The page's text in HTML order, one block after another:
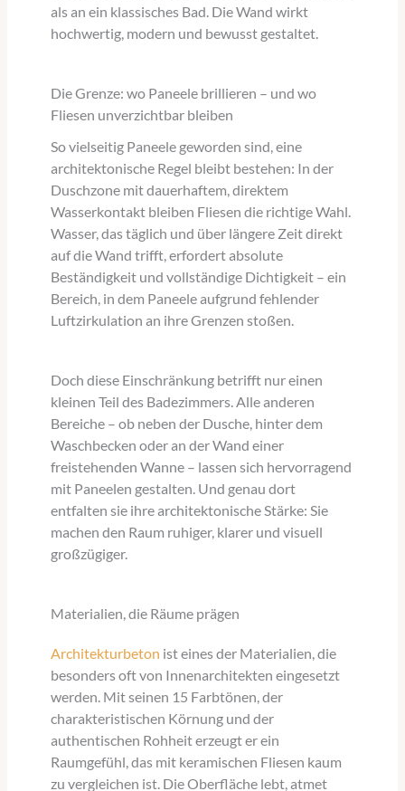
als an ein klassisches Bad. Die Wand wirkt
hochwertig, modern und bewusst gestaltet.
Die Grenze: wo Paneele brillieren – und wo
Fliesen unverzichtbar bleiben
So vielseitig Paneele geworden sind, eine
architektonische Regel bleibt bestehen: In der
Duschzone mit dauerhaftem, direktem
Wasserkontakt bleiben Fliesen die richtige Wahl.
Wasser, das täglich und über längere Zeit direkt
auf die Wand trifft, erfordert absolute
Beständigkeit und vollständige Dichtigkeit – ein
Bereich, in dem Paneele aufgrund fehlender
Luftzirkulation an ihre Grenzen stoßen.
Doch diese Einschränkung betrifft nur einen
kleinen Teil des Badezimmers. Alle anderen
Bereiche – ob neben der Dusche, hinter dem
Waschbecken oder an der Wand einer
freistehenden Wanne – lassen sich hervorragend
mit Paneelen gestalten. Und genau dort
entfalten sie ihre architektonische Stärke: Sie
machen den Raum ruhiger, klarer und visuell
großzügiger.
Materialien, die Räume prägen
Architekturbeton ist eines der Materialien, die
besonders oft von Innenarchitekten eingesetzt
werden. Mit seinen 15 Farbtönen, der
charakteristischen Körnung und der
authentischen Rohheit erzeugt er ein
Raumgefühl, das mit keramischen Fliesen kaum
zu vergleichen ist. Die Oberfläche lebt, atmet